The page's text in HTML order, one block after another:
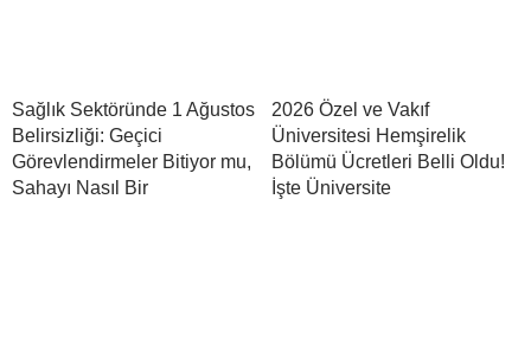
Sağlık Sektöründe 1 Ağustos
Belirsizliği: Geçici
Görevlendirmeler Bitiyor mu,
Sahayı Nasıl Bir
2026 Özel ve Vakıf
Üniversitesi Hemşirelik
Bölümü Ücretleri Belli Oldu!
İşte Üniversite